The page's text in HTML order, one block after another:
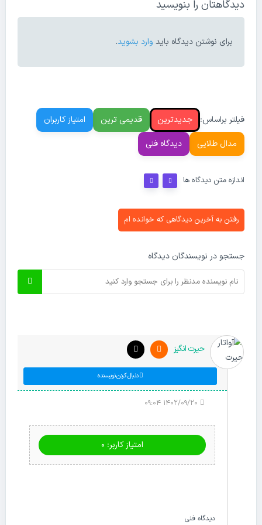
دیدگاهتان را بنویسید
برای نوشتن دیدگاه باید وارد بشوید.
فیلتر براساس: جدیدترین قدیمی ترین
امتیاز کاربران
مدال طلایی
دیدگاه فنی
اندازه متن دیدگاه ها
رفتن به آخرین دیدگاهی که خوانده ام
جستجو در نویسندگان دیدگاه
حیرت انگیز
دنبال کردن نویسنده
امتیاز کاربر: 0
دیدگاه فنی